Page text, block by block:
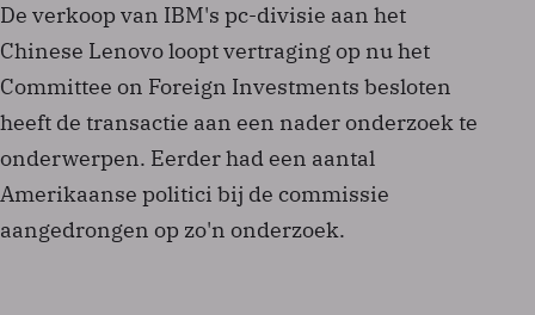
De verkoop van IBM's pc-divisie aan het
Chinese Lenovo loopt vertraging op nu het
Committee on Foreign Investments besloten
heeft de transactie aan een nader onderzoek te
onderwerpen. Eerder had een aantal
Amerikaanse politici bij de commissie
aangedrongen op zo'n onderzoek.